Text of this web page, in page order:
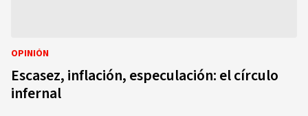
OPINIÓN
Escasez, inflación, especulación: el círculo
infernal